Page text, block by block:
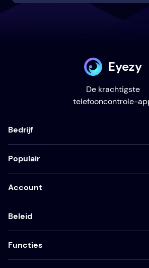
Eyezy
De krachtigste
telefooncontrole-
Bedrijf
Populair
Account
Beleid
Functies